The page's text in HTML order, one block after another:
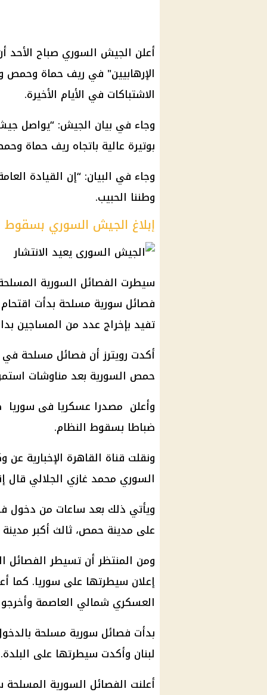
أعلن الجيش السوري صباح الأحد
الإرهابيين" في ريف حماة
الاشتباكات في الأيام الأخيرة.
وجاء في بيان الجيش: “يواصل
بوتيرة عالية باتجاه ريف حماة
وجاء في البيان: “إن القيادة
وطننا الحبيب.
إبلاغ الجيش السوري بسقوط
سيطرت الفصائل السورية
فصائل سورية مسلحة بدأت
تفيد بإخراج عدد من المساجين
أكدت رويترز أن فصائل مسلحة
حمص السورية بعد مناوشات
وأعلن مصدرا عسكريا فى سوريا
ضباطا بسقوط النظام.
ونقلت قناة القاهرة الإخبارية عن
السوري محمد غازي الجلالي قال
ويأتي ذلك بعد ساعات من دخول
على مدينة حمص، ثالث أكبر مدينة
ومن المنتظر أن تسيطر الفصائل
إعلان سيطرتها على سوريا. كما
العسكري شمالي العاصمة
بدأت فصائل سورية مسلحة
لبنان وأكدت سيطرتها على البلدة.
أعلنت الفصائل السورية